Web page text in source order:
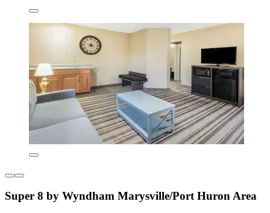
Super 8 by Wyndham Marysville/Port Huron Area